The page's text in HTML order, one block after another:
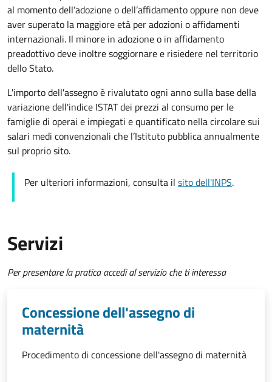
al momento dell’adozione o dell’affidamento oppure non deve
aver superato la maggiore età per adozioni o affidamenti
internazionali. Il minore in adozione o in affidamento
preadottivo deve inoltre soggiornare e risiedere nel territorio
dello Stato.
L'importo dell'assegno è rivalutato ogni anno sulla base della
variazione dell'indice ISTAT dei prezzi al consumo per le
famiglie di operai e impiegati e quantificato nella circolare sui
salari medi convenzionali che l’Istituto pubblica annualmente
sul proprio sito.
Per ulteriori informazioni, consulta il sito dell'INPS.
Servizi
Per presentare la pratica accedi al servizio che ti interessa
Concessione dell'assegno di
maternità
Procedimento di concessione dell'assegno di maternità